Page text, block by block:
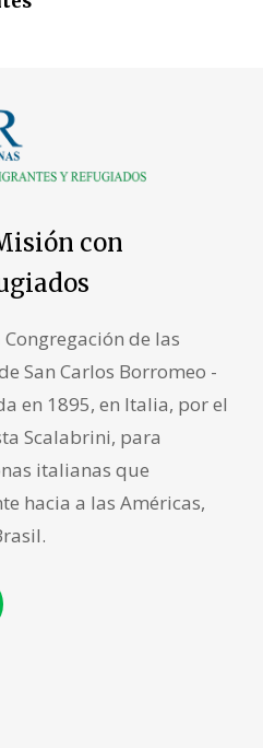
con
de las
San Carlos Borromeo -
en 1895, en Italia, por el
Scalabrini, para
italianas que
hacia a las Américas,